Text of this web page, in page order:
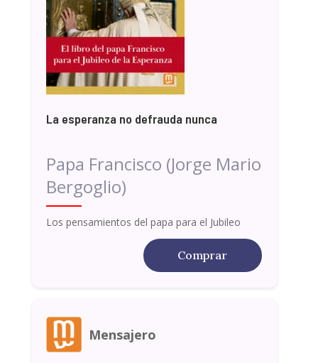
La esperanza no defrauda nunca
Papa Francisco (Jorge Mario
Bergoglio)
Los pensamientos del papa para el Jubileo
Comprar
Mensajero